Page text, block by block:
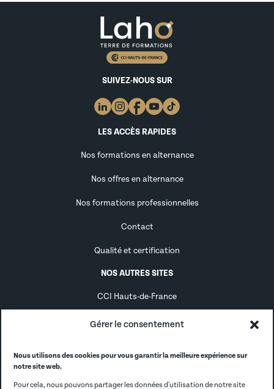
Gérer le consentement
Nous utilisons des cookies pour vous garantir la meilleure expérience sur
notre site web.
Pour cela, nous pouvons partager les données d'utilisation de notre site
SUIVEZ-NOUS SUR
LES ACCÈS RAPIDES
Nos formations en alternance
Nos offres en alternance
Nos formations professionnelles
Contact
Qualité et certification
NOS AUTRES SITES
CCI Hauts-de-France
Alternance